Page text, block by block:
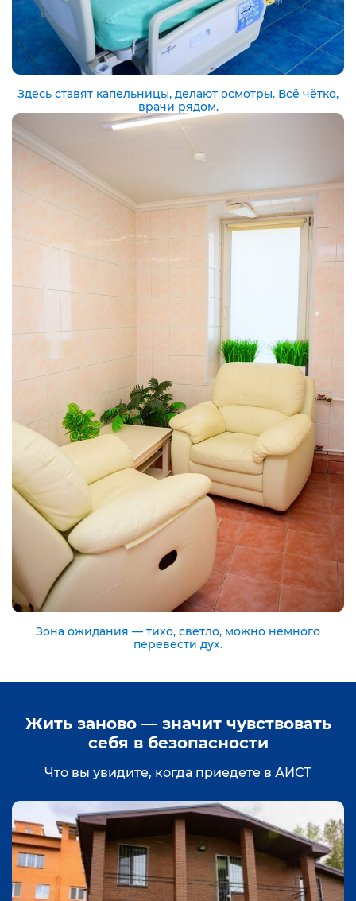
Здесь ставят капельницы, делают осмотры. Всё чётко,
врачи рядом.
Зона ожидания — тихо, светло, можно немного
перевести дух.
Жить заново — значит чувствовать
себя в безопасности
Что вы увидите, когда приедете в АИСТ